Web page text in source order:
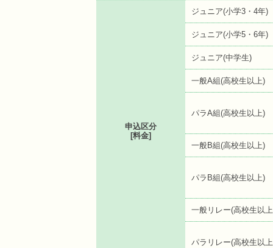
申込区分
[料金]
ジュニア(小学3・4年)
ジュニア(小学5・6年)
ジュニア(中学生)
一般A組(高校生以上)
パラA組(高校生以上)
一般B組(高校生以上)
パラB組(高校生以上)
一般リレー(高校生以
パラリレー(高校生以